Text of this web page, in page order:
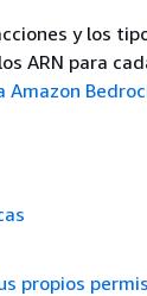
y los
ARN para
Amazon
propios